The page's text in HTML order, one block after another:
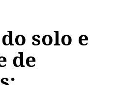
solo e
de